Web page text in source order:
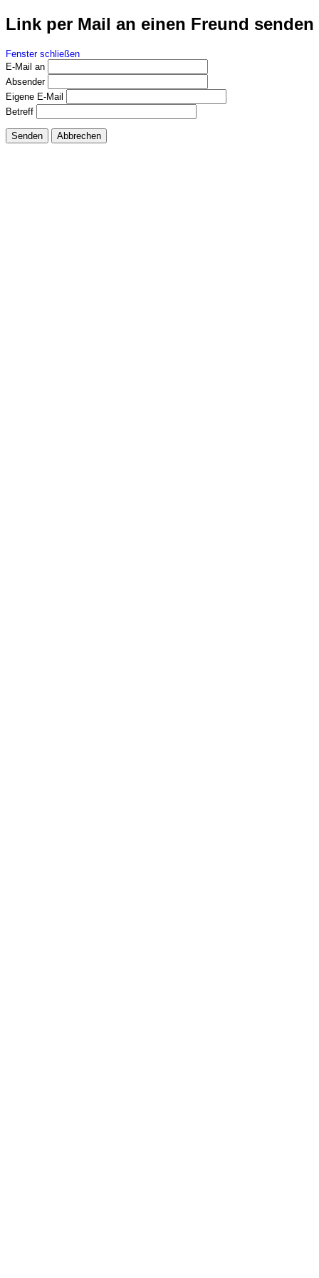
Link per Mail an einen Freund senden
Fenster schließen
E-Mail an
Absender
Eigene E-Mail
Betreff
Senden Abbrechen